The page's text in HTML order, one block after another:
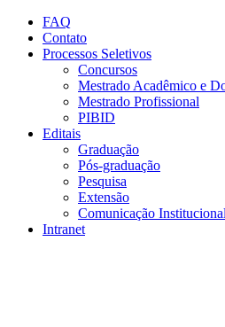
Conteúdo principal
FAQ
Contato
Processos Seletivos
Concursos
Mestrado Acadêmico e
Mestrado Profissional
PIBID
Editais
Graduação
Pós-graduação
Pesquisa
Extensão
Comunicação Institucional
Intranet